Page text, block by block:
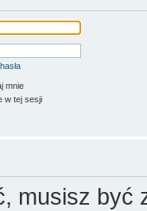
mnie
w tej sesji
musisz być